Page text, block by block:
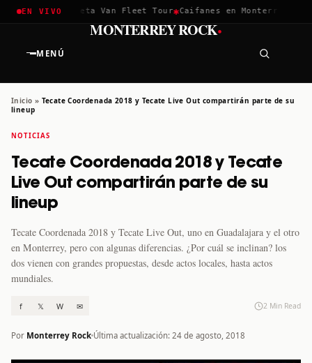
EN VIVO
2026 ✱Greta Van Fleet Tour✱Caifanes en Monterrey · 12
MENÚ
MONTERREY ROCK·
Inicio » Tecate Coordenada 2018 y Tecate Live Out compartirán parte de su
lineup
NOTICIAS
Tecate Coordenada 2018 y Tecate
Live Out compartirán parte de su
lineup
Tecate Coordenada 2018 y Tecate Live Out, uno en Guadalajara y el otro
en Monterrey, pero con algunas diferencias. ¿Por cuál se inclinan? los
dos vienen con grandes propuestas, desde actos locales, hasta actos
mundiales.
f 𝕏 W ✉ 2 Min Read
Por Monterrey Rock Última actualización: 24 de agosto, 2018